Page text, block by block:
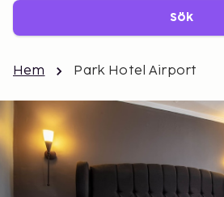
Sök
Hem Park Hotel Airport